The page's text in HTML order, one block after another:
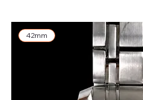
42mm